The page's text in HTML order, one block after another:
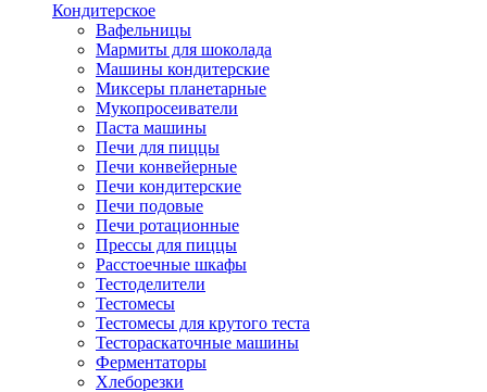
Кондитерское
Вафельницы
Мармиты для шоколада
Машины кондитерские
Миксеры планетарные
Мукопросеиватели
Паста машины
Печи для пиццы
Печи конвейерные
Печи кондитерские
Печи подовые
Печи ротационные
Прессы для пиццы
Расстоечные шкафы
Тестоделители
Тестомесы
Тестомесы для крутого теста
Тестораскаточные машины
Ферментаторы
Хлеборезки